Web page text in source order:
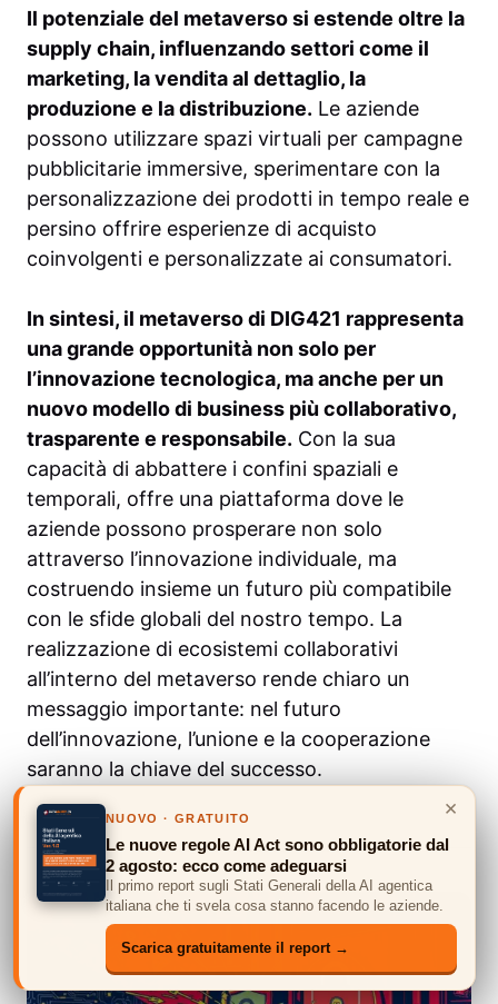
Il potenziale del metaverso si estende oltre la
supply chain, influenzando settori come il
marketing, la vendita al dettaglio, la
produzione e la distribuzione. Le aziende
possono utilizzare spazi virtuali per campagne
pubblicitarie immersive, sperimentare con la
personalizzazione dei prodotti in tempo reale e
persino offrire esperienze di acquisto
coinvolgenti e personalizzate ai consumatori.
In sintesi, il metaverso di DIG421 rappresenta
una grande opportunità non solo per
l’innovazione tecnologica, ma anche per un
nuovo modello di business più collaborativo,
trasparente e responsabile. Con la sua
capacità di abbattere i confini spaziali e
temporali, offre una piattaforma dove le
aziende possono prosperare non solo
attraverso l’innovazione individuale, ma
costruendo insieme un futuro più compatibile
con le sfide globali del nostro tempo. La
realizzazione di ecosistemi collaborativi
all’interno del metaverso rende chiaro un
messaggio importante: nel futuro
dell’innovazione, l’unione e la cooperazione
saranno la chiave del successo.
TI POTREBBE INTERESSARE ANCHE
×
NUOVO · GRATUITO
Le nuove regole AI Act sono obbligatorie dal
2 agosto: ecco come adeguarsi
Il primo report sugli Stati Generali della AI agentica
italiana che ti svela cosa stanno facendo le aziende.
Scarica gratuitamente il report →